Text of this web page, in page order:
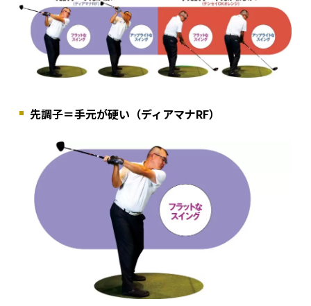
先調子＝手元が硬い（ディアマナRF）